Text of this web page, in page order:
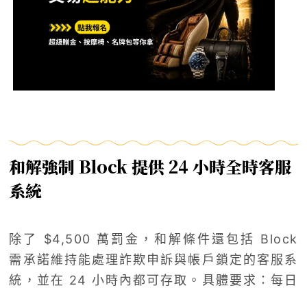
和解強制 Block 提供 24 小時全時客服
系統
除了 $4,500 萬罰金，和解條件還包括 Block
需承諾維持能處理詐欺申訴與帳戶鎖定的客服系
統，並在 24 小時內都可存取。具體要求：每日